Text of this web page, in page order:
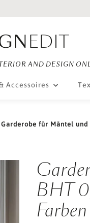
AND DESIGN
Accessoires
Garderobe für Mäntel und
BHT
Farben